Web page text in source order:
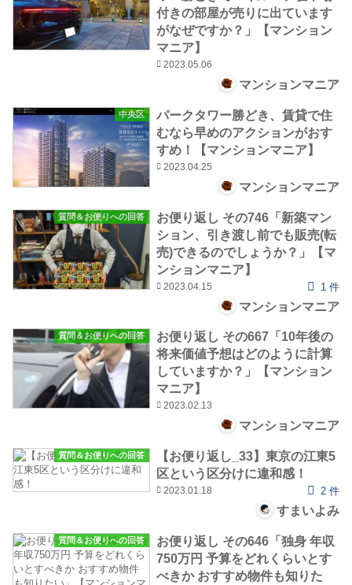
付きの部屋が売りに出ています
がなぜですか？」【マンション
マニア】
2023.05.06
マンションマニア
中央区
パークタワー勝どき、賃貸で住
むなら早めのアクションがおす
すめ！【マンションマニア】
2023.04.25
マンションマニア
質問＆お便りへの回答
お便り返し その746「新築マン
ション、引き渡し前でも販売(転
売)できるのでしょうか？」【マ
ンションマニア】
2023.04.15 1 件
マンションマニア
質問＆お便りへの回答
お便り返し その667「10年後の
将来価値予想はどのように計算
していますか？」【マンション
マニア】
2023.02.13
マンションマニア
質問＆お便りへの回答
【お便り返し_33】東京の江東5
区という区分けに違和感！
2023.01.18 2 件
すまいよみ
質問＆お便りへの回答
お便り返し その646「独身 年収
750万円 予算をどれくらいとす
べきか おすすめ物件も知りた